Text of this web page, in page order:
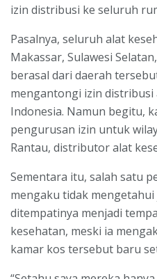
izin distribusi ke seluruh
Pasalnya, seluruh alat
Makassar, Sulawesi
berasal dari daerah
mengantongi izin
Indonesia. Namun begitu,
pengurusan izin untuk
Rantau, distributor alat
Sementara itu, salah satu
mengaku tidak
ditempatinya menjadi
kesehatan, meski ia
kamar kos tersebut baru